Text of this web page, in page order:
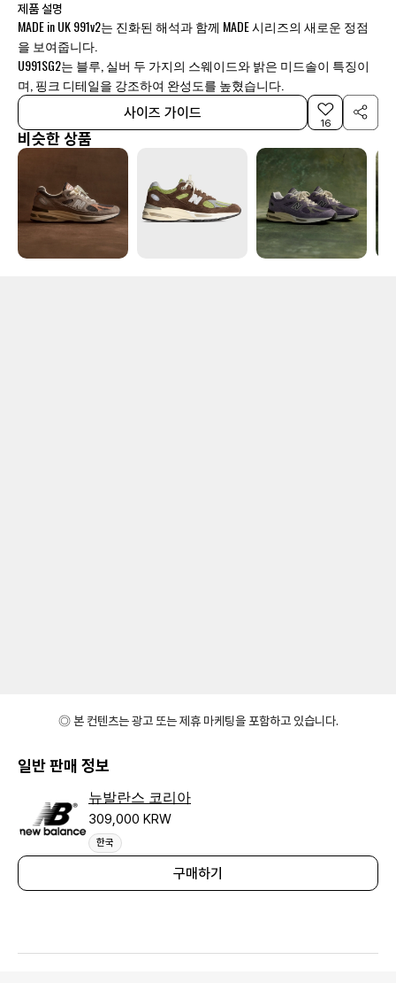
제품 설명
MADE in UK 991v2는 진화된 해석과 함께 MADE 시리즈의 새로운 정점
을 보여줍니다.
U991SG2는 블루, 실버 두 가지의 스웨이드와 밝은 미드솔이 특징이
며, 핑크 디테일을 강조하여 완성도를 높혔습니다.
사이즈 가이드
16
비슷한 상품
◎ 본 컨텐츠는 광고 또는 제휴 마케팅을 포함하고 있습니다.
일반 판매 정보
뉴발란스 코리아
309,000 KRW
한국
구매하기